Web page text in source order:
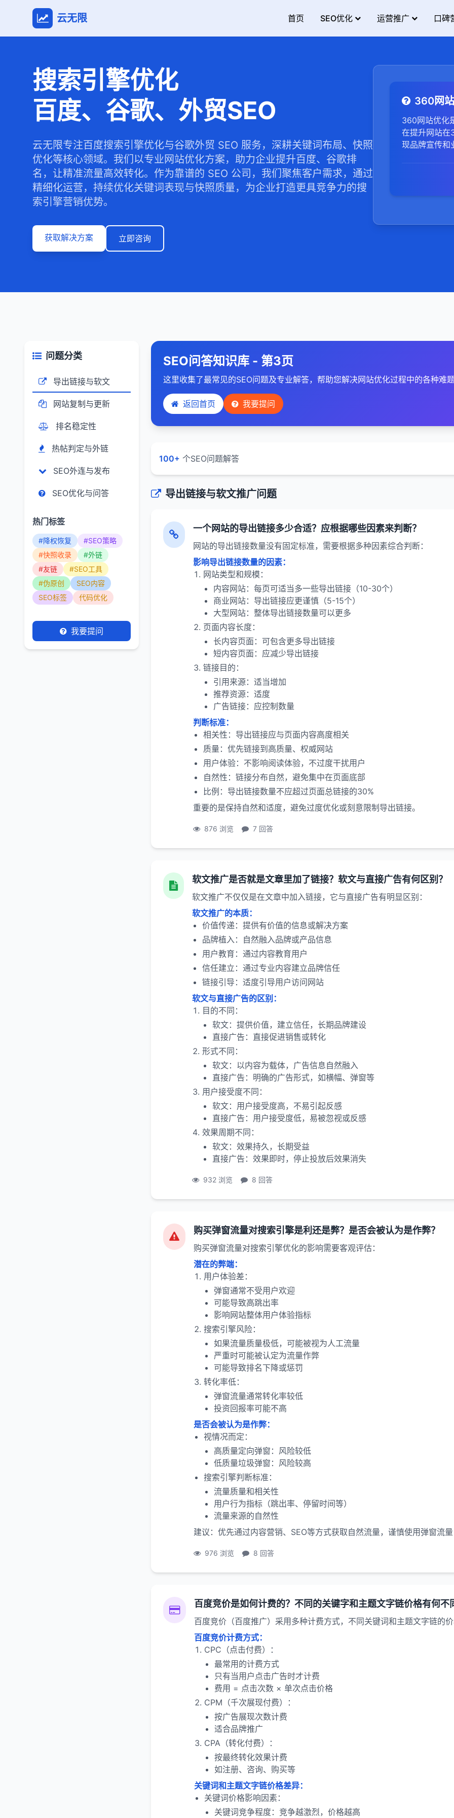
云无限 首页 SEO优化 运营推广 口碑
搜索引擎优化
百度、谷歌、外贸SEO
云无限专注百度搜索引擎优化与谷歌外贸 SEO 服务，深耕关键词布局、快照
优化等核心领域。我们以专业网站优化方案，助力企业提升百度、谷歌排
名，让精准流量高效转化。作为靠谱的 SEO 公司，我们聚焦客户需求，通过
精细化运营，持续优化关键词表现与快照质量，为企业打造更具竞争力的搜
索引擎营销优势。
获取解决方案 立即咨询
360网
360网站优化
在提升网站在
现品牌宣传和
问题分类
导出链接与软文
网站复制与更新
排名稳定性
热帖判定与外链
SEO外连与发布
SEO优化与问答
热门标签
#降权恢复
#SEO策略
#快照收录
#外链
#友链
#SEO工具
#伪原创
SEO内容
SEO标签
代码优化
我要提问
SEO问答知识库 - 第3页
这里收集了最常见的SEO问题及专业解答，帮助您解决网站优化过程中的各种难
返回首页 我要提问
100+ 个SEO问题解答
导出链接与软文推广问题
一个网站的导出链接多少合适？应根据哪些因素来判断？
网站的导出链接数量没有固定标准，需要根据多种因素综合判断：
影响导出链接数量的因素：
网站类型和规模：
内容网站：每页可适当多一些导出链接（10-30个）
商业网站：导出链接应更谨慎（5-15个）
大型网站：整体导出链接数量可以更多
页面内容长度：
长内容页面：可包含更多导出链接
短内容页面：应减少导出链接
链接目的：
引用来源：适当增加
推荐资源：适度
广告链接：应控制数量
判断标准：
相关性：导出链接应与页面内容高度相关
质量：优先链接到高质量、权威网站
用户体验：不影响阅读体验，不过度干扰用户
自然性：链接分布自然，避免集中在页面底部
比例：导出链接数量不应超过页面总链接的30%
重要的是保持自然和适度，避免过度优化或刻意限制导出链接。
876 浏览 7 回答
软文推广是否就是文章里加了链接？软文与直接广告有何区别？
软文推广不仅仅是在文章中加入链接，它与直接广告有明显区别：
软文推广的本质：
价值传递：提供有价值的信息或解决方案
品牌植入：自然融入品牌或产品信息
用户教育：通过内容教育用户
信任建立：通过专业内容建立品牌信任
链接引导：适度引导用户访问网站
软文与直接广告的区别：
目的不同：
软文：提供价值，建立信任，长期品牌建设
直接广告：直接促进销售或转化
形式不同：
软文：以内容为载体，广告信息自然融入
直接广告：明确的广告形式，如横幅、弹窗等
用户接受度不同：
软文：用户接受度高，不易引起反感
直接广告：用户接受度低，易被忽视或反感
效果周期不同：
软文：效果持久，长期受益
直接广告：效果即时，停止投放后效果消失
932 浏览 8 回答
购买弹窗流量对搜索引擎是利还是弊？是否会被认为是作弊？
购买弹窗流量对搜索引擎优化的影响需要客观评估：
潜在的弊端：
用户体验差：
弹窗通常不受用户欢迎
可能导致高跳出率
影响网站整体用户体验指标
搜索引擎风险：
如果流量质量极低，可能被视为人工流量
严重时可能被认定为流量作弊
可能导致排名下降或惩罚
转化率低：
弹窗流量通常转化率较低
投资回报率可能不高
是否会被认为是作弊：
视情况而定：
高质量定向弹窗：风险较低
低质量垃圾弹窗：风险较高
搜索引擎判断标准：
流量质量和相关性
用户行为指标（跳出率、停留时间等）
流量来源的自然性
建议：优先通过内容营销、SEO等方式获取自然流量，谨慎使用弹窗流
976 浏览 8 回答
百度竞价是如何计费的？不同的关键字和主题文字链价格有何不
百度竞价（百度推广）采用多种计费方式，不同关键词和主题文字链的
百度竞价计费方式：
CPC（点击付费）：
最常用的计费方式
只有当用户点击广告时才计费
费用 = 点击次数 × 单次点击价格
CPM（千次展现付费）：
按广告展现次数计费
适合品牌推广
CPA（转化付费）：
按最终转化效果计费
如注册、咨询、购买等
关键词和主题文字链价格差异：
关键词价格影响因素：
关键词竞争程度：竞争越激烈，价格越高